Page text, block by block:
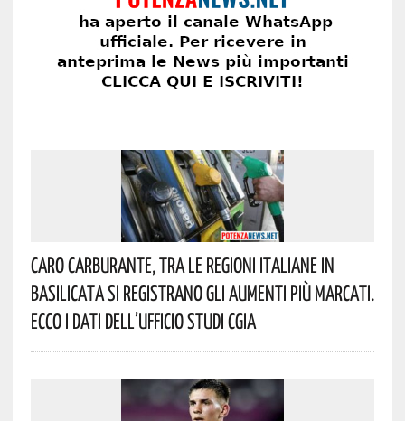
Caro Carburante, Tra Le Regioni Italiane In
Basilicata Si Registrano Gli Aumenti Più Marcati.
Ecco I Dati Dell’Ufficio Studi CGIA